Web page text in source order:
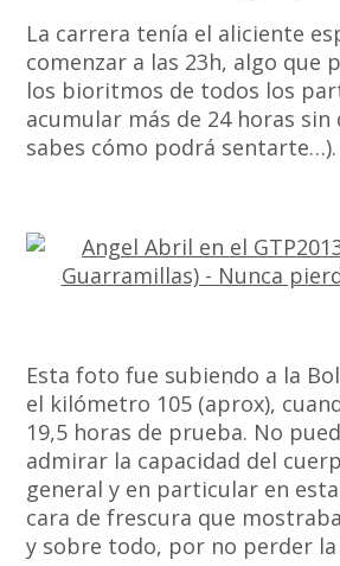
La carrera tenía el aliciente
comenzar a las 23h, algo que
los bioritmos de todos los
acumular más de 24 horas
sabes cómo podrá sentarte…).
Esta foto fue subiendo a la
el kilómetro 105 (aprox),
19,5 horas de prueba. No
admirar la capacidad del
general y en particular en
cara de frescura que
y sobre todo, por no perder la